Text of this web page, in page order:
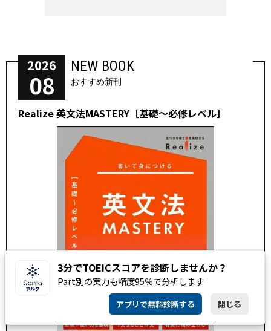
2026
08
NEW BOOK
おすすめ新刊
Realize 英文法MASTERY［基礎～必修レベル］
3分でTOEICスコアを診断しませんか？
Part別の実力も精度95％で分析します
アプリで無料診断する 閉じる